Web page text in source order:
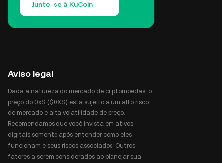
Junte-se à KuCoin
Aviso legal
Dada a natureza do mercado de criptomoedas, o
preço do 0xS ($0XS) está sujeito a um alto risco
de mercado e alta volatilidade de preço.
Recomendamos que você invista em ativos
digitais somente após entender como eles
funcionam e seus riscos associados. Outros
fatores a serem considerados ao planejar sua